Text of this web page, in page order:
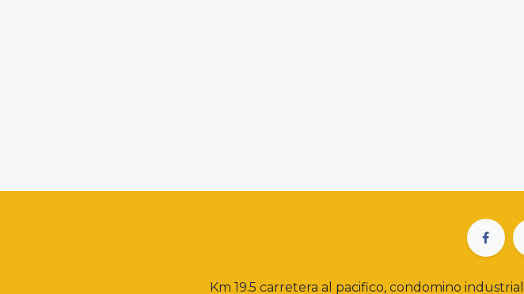
Km 19.5 carretera al pacifico, condomino